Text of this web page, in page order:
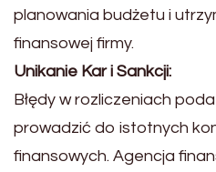
planowania budżetu i
finansowej firmy.
Unikanie Kar i Sankcji:
Błędy w rozliczeniach
prowadzić do istotnych
finansowych. Agencja